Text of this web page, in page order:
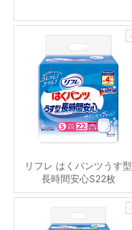
リフレ はくパンツうす型
長時間安心S22枚